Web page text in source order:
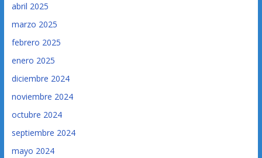
abril 2025
marzo 2025
febrero 2025
enero 2025
diciembre 2024
noviembre 2024
octubre 2024
septiembre 2024
mayo 2024